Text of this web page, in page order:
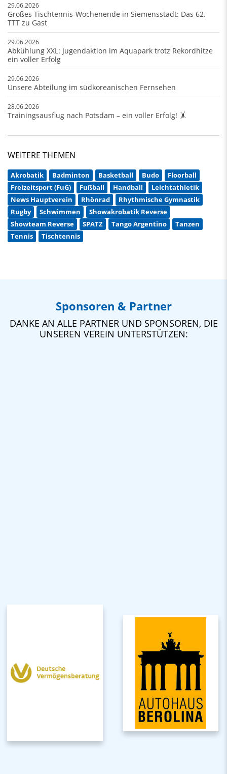
29.06.2026
Großes Tischtennis-Wochenende in Siemensstadt: Das 62.
TTT zu Gast
29.06.2026
Abkühlung XXL: Jugendaktion im Aquapark trotz Rekordhitze
ein voller Erfolg
29.06.2026
Unsere Abteilung im südkoreanischen Fernsehen
28.06.2026
Trainingsausflug nach Potsdam – ein voller Erfolg! 🤸
WEITERE THEMEN
Akrobatik Badminton Basketball Budo
Floorball
Freizeitsport (FuG)
Fußball Handball
Leichtathletik
News Hauptverein
Rhönrad
Rhythmische Gymnastik
Rugby
Schwimmen
Showakrobatik Reverse
Showteam Reverse
SPATZ Tango Argentino
Tanzen
Tennis
Tischtennis
Sponsoren & Partner
DANKE AN ALLE PARTNER UND SPONSOREN, DIE
UNSEREN VEREIN UNTERSTÜTZEN: